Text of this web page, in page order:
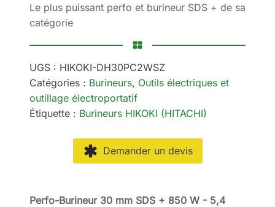
Le plus puissant perfo et burineur SDS + de sa
catégorie
UGS : HIKOKI-DH30PC2WSZ
Catégories : Burineurs, Outils électriques et
outillage électroportatif
Étiquette : Burineurs HIKOKI (HITACHI)
Demander un devis
Perfo-Burineur 30 mm SDS + 850 W - 5,4